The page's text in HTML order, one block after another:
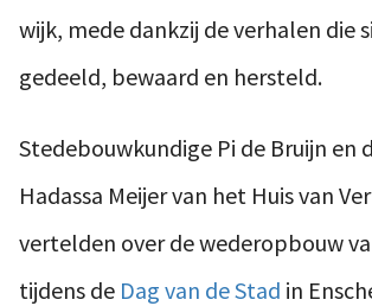
wijk, mede dankzij de verhalen die
gedeeld, bewaard en hersteld.
Stedebouwkundige Pi de Bruijn en
Hadassa Meijer van het Huis van
vertelden over de wederopbouw
tijdens de Dag van de Stad in